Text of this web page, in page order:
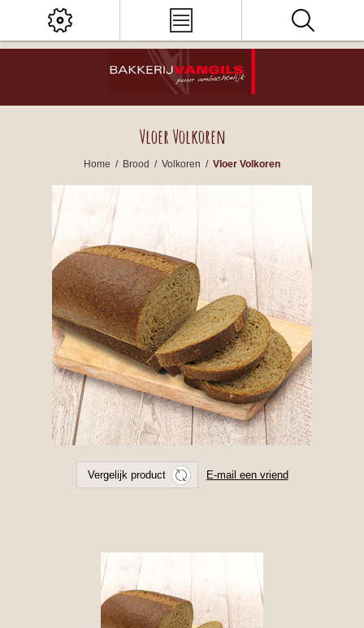
Vloer Volkoren
Home / Brood / Volkoren / Vloer Volkoren